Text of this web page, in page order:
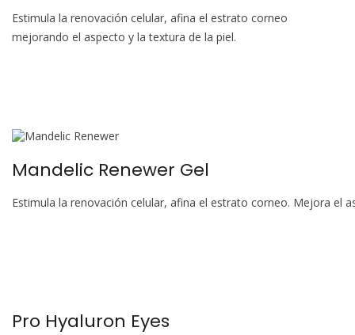
Estimula la renovación celular, afina el estrato corneo
mejorando el aspecto y la textura de la piel.
Mandelic Renewer Gel
Estimula la renovación celular, afina el estrato corneo. Mejora el
Pro Hyaluron Eyes